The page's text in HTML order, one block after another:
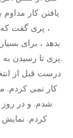
، پری گفت که
بدهد ، برای
پری تا رسیدن به این نقش ، یک کار ساختمانی داشت و آسفالت گذاشت.
درست قبل از
کار نمی کردم.
شدم. و در
کردم. نمایش